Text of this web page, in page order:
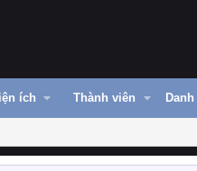
ích Thành viên